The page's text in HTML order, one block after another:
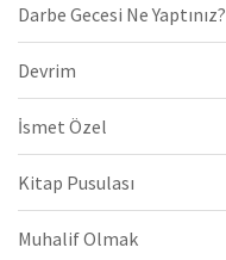
Darbe Gecesi Ne Yaptınız?
Devrim
İsmet Özel
Kitap Pusulası
Muhalif Olmak